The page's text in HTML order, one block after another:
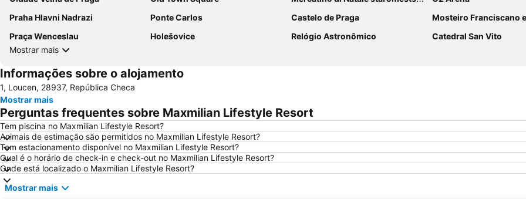
Praha Hlavni Nadrazi
Ponte Carlos Castelo de Praga
Mosteiro Franciscano e Igreja de
Praça Wenceslau
Holešovice Relógio Astronômico
Catedral San Vito
Mostrar mais
Informações sobre o alojamento
1, Loucen, 28937, República Checa
Mostrar mais
Perguntas frequentes sobre Maxmilian Lifestyle Resort
Tem piscina no Maxmilian Lifestyle Resort?
Animais de estimação são permitidos no Maxmilian Lifestyle Resort?
Tem estacionamento disponível no Maxmilian Lifestyle Resort?
Qual é o horário de check-in e check-out no Maxmilian Lifestyle Resort?
Onde está localizado o Maxmilian Lifestyle Resort?
Mostrar mais